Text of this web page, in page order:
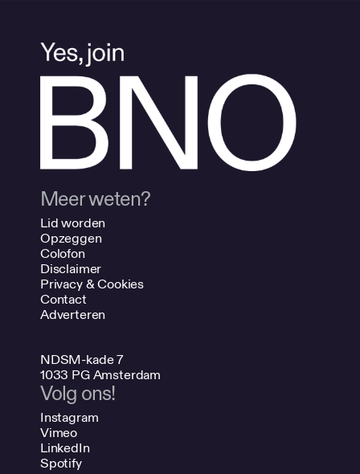
Meer weten?
Lid worden
Opzeggen
Colofon
Disclaimer
Privacy & Cookies
Contact
Adverteren
NDSM-kade 7
1033 PG Amsterdam
Volg ons!
Instagram
Vimeo
LinkedIn
Spotify